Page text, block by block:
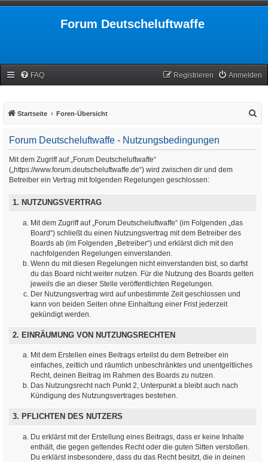
Forum Deutscheluftwaffe
FAQ Anmelden
Registrieren
Startseite Foren-Übersicht
Forum Deutscheluftwaffe - Nutzungsbedingungen
Mit dem Zugriff auf „Forum Deutscheluftwaffe“
(„https://www.forum.deutscheluftwaffe.de“) wird zwischen dir und dem
Betreiber ein Vertrag mit folgenden Regelungen geschlossen:
1. NUTZUNGSVERTRAG
Mit dem Zugriff auf „Forum Deutscheluftwaffe“ (im Folgenden „das
Board“) schließt du einen Nutzungsvertrag mit dem Betreiber des
Boards ab (im Folgenden „Betreiber“) und erklärst dich mit den
nachfolgenden Regelungen einverstanden.
Wenn du mit diesen Regelungen nicht einverstanden bist, so darfst
du das Board nicht weiter nutzen. Für die Nutzung des Boards gelten
jeweils die an dieser Stelle veröffentlichten Regelungen.
Der Nutzungsvertrag wird auf unbestimmte Zeit geschlossen und
kann von beiden Seiten ohne Einhaltung einer Frist jederzeit
gekündigt werden.
2. EINRÄUMUNG VON NUTZUNGSRECHTEN
Mit dem Erstellen eines Beitrags erteilst du dem Betreiber ein
einfaches, zeitlich und räumlich unbeschränktes und unentgeltliches
Recht, deinen Beitrag im Rahmen des Boards zu nutzen.
Das Nutzungsrecht nach Punkt 2, Unterpunkt a bleibt auch nach
Kündigung des Nutzungsvertrages bestehen.
3. PFLICHTEN DES NUTZERS
Du erklärst mit der Erstellung eines Beitrags, dass er keine Inhalte
enthält, die gegen geltendes Recht oder die guten Sitten verstoßen.
Du erklärst insbesondere, dass du das Recht besitzt, die in deinen